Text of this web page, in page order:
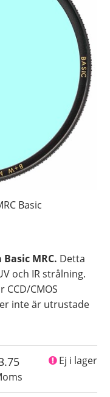
Basic
MRC. Detta
och IR strålning.
CMOS
inte är utrustade
Ej i lager